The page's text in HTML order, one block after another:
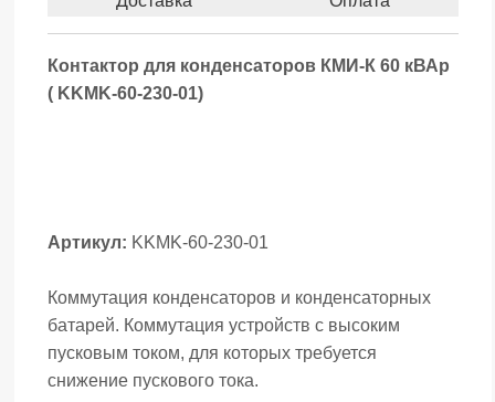
Контактор для конденсаторов КМИ-К 60 кВАр
( KKMK-60-230-01)
Артикул: KKMK-60-230-01
Коммутация конденсаторов и конденсаторных
батарей. Коммутация устройств с высоким
пусковым током, для которых требуется
снижение пускового тока.